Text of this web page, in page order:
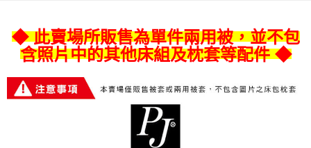
【「AFTEE先享後付」結帳流程】
１．於結帳方式選擇「AFTEE先享後付」後，將跳轉至「AFTEE先享後付」
結帳頁面，進行簡訊認證並確認金額後，即可完成結帳。
３．收到繳費通知簡訊後14天內，點擊此簡訊中的連結，可透過四大超商／
ATM／網路銀行／等多元方式進行付款，方視為交易完成。
※ 請注意：結帳手續完成當下不需立刻繳費，但若您需要取消訂單，請聯絡
購買商品的店家。未經商家同意取消之訂單仍視為有效，需透過AFTEE先享
※ 交易是否成功請以「AFTEE先享後付 」之結帳頁面顯示為準，若有關於
每筆NT$80
宅配-離島
◆ 此賣場所販售為單件兩用被，並不包
含照片中的其他床組及枕套等配件 ◆